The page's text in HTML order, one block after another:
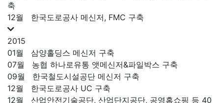
축
12월
한국도로공사 메신저, FMC 구축
2015
01월
삼양홀딩스 메신저 구축
07월
농협 하나로유통 앳메신저&파일박스 구축
09월
한국철도시설공단 메신저 구축
12월
한국도로공사 UC 구축
12월
산업안전기술공단, 산업단지공단, 공영홈쇼핑 등 40